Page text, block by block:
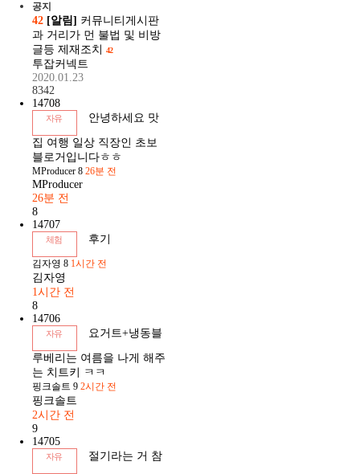
공지
42 [알림] 커뮤니티게시판
과 거리가 먼 불법 및 비방
글등 제재조치
42
투잡커넥트
2020.01.23
8342
14708
자유 안녕하세요 맛
집 여행 일상 직장인 초보
블로거입니다ㅎㅎ
MProducer 8 26분 전
MProducer
26분 전
8
14707
체험 후기
김자영 8 1시간 전
김자영
1시간 전
8
14706
자유 요거트+냉동블
루베리는 여름을 나게 해주
는 치트키 ㅋㅋ
핑크솔트 9 2시간 전
핑크솔트
2시간 전
9
14705
자유 절기라는 거 참